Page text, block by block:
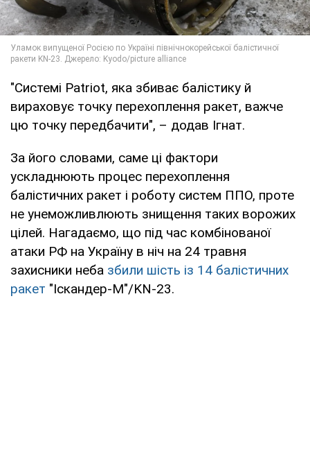
"Системі Patriot, яка збиває балістику й
вираховує точку перехоплення ракет, важче
цю точку передбачити", – додав Ігнат.
За його словами, саме ці фактори
ускладнюють процес перехоплення
балістичних ракет і роботу систем ППО, проте
не унеможливлюють знищення таких ворожих
цілей. Нагадаємо, що під час комбінованої
атаки РФ на Україну в ніч на 24 травня
захисники неба збили шість із 14 балістичних
ракет "Іскандер-М"/KN-23.